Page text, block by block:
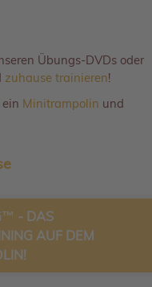
Übungs-DVDs oder
zuhause trainieren!
Minitrampolin und
- DAS
AUF DEM